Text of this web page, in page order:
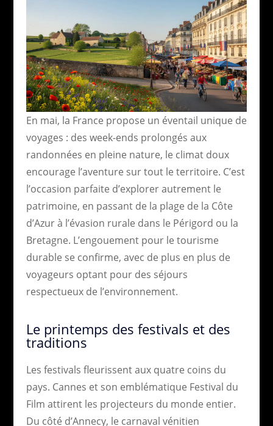
En mai, la France propose un éventail unique de
voyages : des week-ends prolongés aux
randonnées en pleine nature, le climat doux
encourage l’aventure sur tout le territoire. C’est
l’occasion parfaite d’explorer autrement le
patrimoine, en passant de la plage de la Côte
d’Azur à l’évasion rurale dans le Périgord ou la
Bretagne. L’engouement pour le tourisme
durable se confirme, avec de plus en plus de
voyageurs optant pour des séjours
respectueux de l’environnement.
Le printemps des festivals et des
traditions
Les festivals fleurissent aux quatre coins du
pays. Cannes et son emblématique Festival du
Film attirent les projecteurs du monde entier.
Du côté d’Annecy, le carnaval vénitien